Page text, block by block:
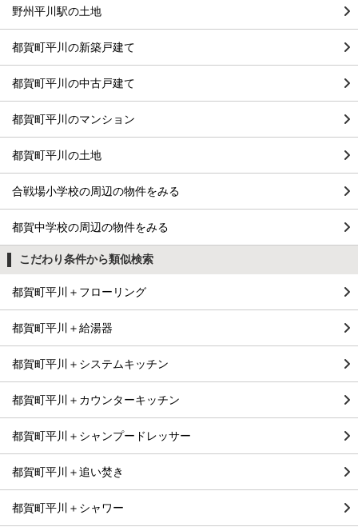
野州平川駅の土地
都賀町平川の新築戸建て
都賀町平川の中古戸建て
都賀町平川のマンション
都賀町平川の土地
合戦場小学校の周辺の物件をみる
都賀中学校の周辺の物件をみる
こだわり条件から類似検索
都賀町平川＋フローリング
都賀町平川＋給湯器
都賀町平川＋システムキッチン
都賀町平川＋カウンターキッチン
都賀町平川＋シャンプードレッサー
都賀町平川＋追い焚き
都賀町平川＋シャワー